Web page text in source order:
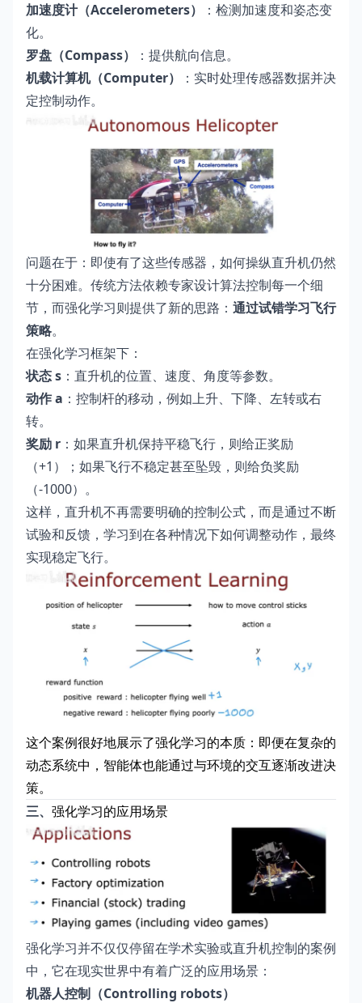
加速度计（Accelerometers）
：检测加速度和姿态变
化。
罗盘（Compass）
：提供航向信息。
机载计算机（Computer）
：实时处理传感器数据并决
定控制动作。
问题在于：即使有了这些传感器，如何操纵直升机仍然
十分困难。传统方法依赖专家设计算法控制每一个细
节，而强化学习则提供了新的思路： 通过试错学习飞行
策略。
在强化学习框架下：
状态 s ：直升机的位置、速度、角度等参数。
动作 a ：控制杆的移动，例如上升、下降、左转或右
转。
奖励 r ：如果直升机保持平稳飞行，则给正奖励
（+1）；如果飞行不稳定甚至坠毁，则给负奖励
（-1000）。
这样，直升机不再需要明确的控制公式，而是通过不断
试验和反馈，学习到在各种情况下如何调整动作，最终
实现稳定飞行。
这个案例很好地展示了强化学习的本质：即便在复杂的
动态系统中，智能体也能通过与环境的交互逐渐改进决
策。
三、 强化学习的应用场景
强化学习并不仅仅停留在学术实验或直升机控制的案例
中，它在现实世界中有着广泛的应用场景：
机器人控制（Controlling robots）